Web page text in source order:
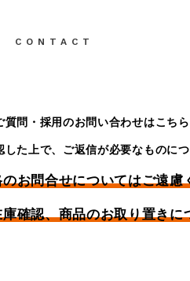
CONTACT
質問・採用のお問い合わせはこち
した上で、ご返信が必要なものに
お問合せについてはご遠慮
確認、商品のお取り置き